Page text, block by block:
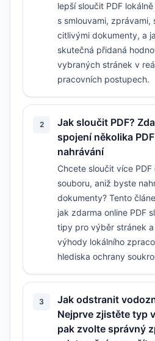
lepší sloučit PDF
s smlouvami, zprávami,
citlivými dokumenty, a
skutečná přidaná
vybraných stránek v
pracovních postupech.
2
Jak sloučit PDF?
spojení několika
nahrávání
Chcete sloučit více
souboru, aniž byste
dokumenty? Tento
jak zdarma online PDF
tipy pro výběr stránek
výhody lokálního
hlediska ochrany
3
Jak odstranit
Nejprve zjistěte typ
pak zvolte správný